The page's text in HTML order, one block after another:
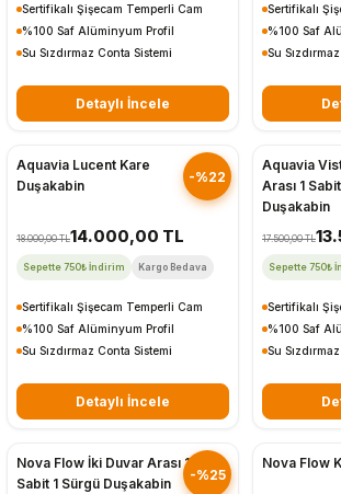
Sertifikalı Şişecam Temperli Cam
%100 Saf Alüminyum Profil
Su Sızdırmaz Conta Sistemi
Detaylı İncele
Sertifikalı
%100 Saf
Su
-%22
Aquavia Lucent Kare
Duşakabin
18.000,00 TL14.000,00 TL
Sepette 750₺ İndirim Kargo Bedava
Sertifikalı Şişecam Temperli Cam
%100 Saf Alüminyum Profil
Su Sızdırmaz Conta Sistemi
Detaylı İncele
Aquavia
Arası 1
Duşakabin
17.500,00 TL
Sepette 750₺
Sertifikalı
%100 Saf
Su
-%25
Nova Flow İki Duvar Arası 1
Sabit 1 Sürgü Duşakabin
Nova Flow